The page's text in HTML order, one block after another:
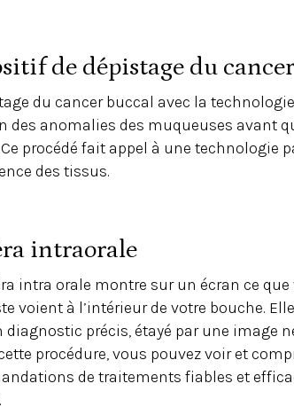
de dépistage du
du cancer buccal avec la technologie
des anomalies des muqueuses avant
procédé fait appel à une technologie
des tissus.
intraorale
intra orale montre sur un écran ce
voient à l’intérieur de votre bouche.
diagnostic précis, étayé par une image
procédure, vous pouvez voir et
de traitements fiables et